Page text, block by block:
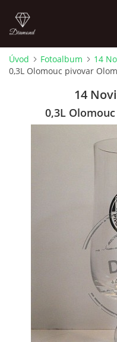
ÚVOD
FOTOALBUM
SKLENICE NA VÝMĚNU
KOUPÍM STARŠÍ PIVNÍ
Daniel
Koupím starší pivní sklenice
Úvod Fotoalbum
14
0,3L Olomouc pivovar
14
0,3L